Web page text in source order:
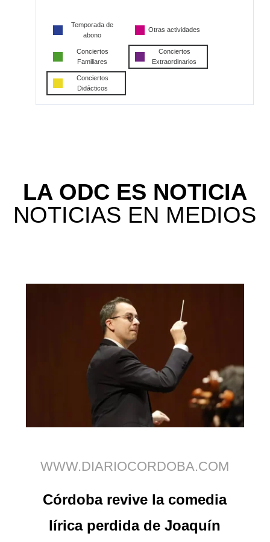
Temporada de
abono
Otras actividades
Conciertos
Familiares
Conciertos
Extraordinarios
Conciertos
Didácticos
LA ODC ES NOTICIA
NOTICIAS EN MEDIOS
WWW.DIARIOCORDOBA.COM
Córdoba revive la comedia
lírica perdida de Joaquín